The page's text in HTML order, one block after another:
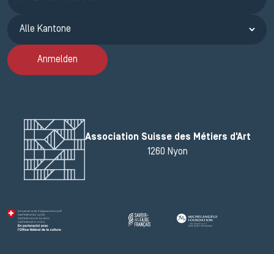
Anmelden
Association Suisse des Métiers d'Art
1260 Nyon